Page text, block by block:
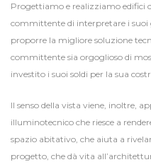
Progettiamo e realizziamo edifici
committente di interpretare i suoi
proporre la migliore soluzione
committente sia orgoglioso di
investito i suoi soldi per la sua
Il senso della vista viene, inoltre,
illuminotecnico che riesce a
spazio abitativo, che aiuta a
progetto, che dà vita